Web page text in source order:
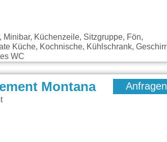
Küchenzeile, Sitzgruppe, Fön,
Küche, Kochnische, Kühlschrank, Geschirr
WC
Montana Anfragen